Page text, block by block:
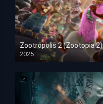
Zootrópolis 2 (Zootopia 2)
2025
HD 1080p